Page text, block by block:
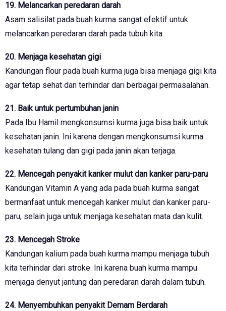
19. Melancarkan peredaran darah
Asam salisilat pada buah kurma sangat efektif untuk
melancarkan peredaran darah pada tubuh kita.
20. Menjaga kesehatan gigi
Kandungan flour pada buah kurma juga bisa menjaga gigi kita
agar tetap sehat dan terhindar dari berbagai permasalahan.
21. Baik untuk pertumbuhan janin
Pada Ibu Hamil mengkonsumsi kurma juga bisa baik untuk
kesehatan janin. Ini karena dengan mengkonsumsi kurma
kesehatan tulang dan gigi pada janin akan terjaga.
22. Mencegah penyakit kanker mulut dan kanker paru-paru
Kandungan Vitamin A yang ada pada buah kurma sangat
bermanfaat untuk mencegah kanker mulut dan kanker paru-
paru, selain juga untuk menjaga kesehatan mata dan kulit.
23. Mencegah Stroke
Kandungan kalium pada buah kurma mampu menjaga tubuh
kita terhindar dari stroke. Ini karena buah kurma mampu
menjaga denyut jantung dan peredaran darah dalam tubuh.
24. Menyembuhkan penyakit Demam Berdarah